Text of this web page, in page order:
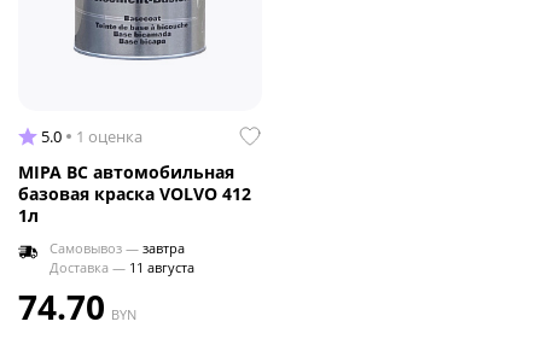
5.0 1 оценка
MIPA BC автомобильная
базовая краска VOLVO 412
1л
Самовывоз — завтра
Доставка — 11 августа
74.70 BYN